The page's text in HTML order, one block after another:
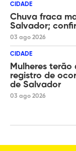
CIDADE
Chuva fraca
Salvador;
03 ago 2026
CIDADE
Mulheres
registro de
de Salvador
03 ago 2026